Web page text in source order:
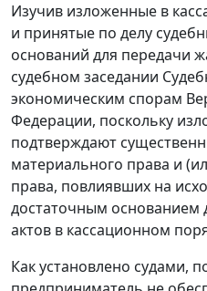
Изучив изложенные в
и принятые по делу
оснований для передачи
судебном заседании
экономическим спорам
Федерации, поскольку
подтверждают
материального права и
права, повлиявших на
достаточным основанием
актов в кассационном
Как установлено судами,